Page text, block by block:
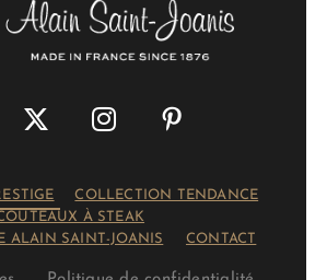
COLLECTION TENDANCE
À STEAK
ALAIN SAINT-JOANIS
CONTACT